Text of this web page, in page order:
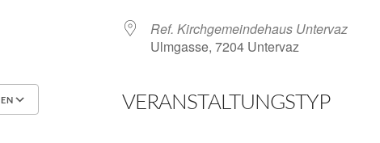
Ref. Kirchgemeindehaus Untervaz
Ulmgasse, 7204 Untervaz
VERANSTALTUNGSTYP